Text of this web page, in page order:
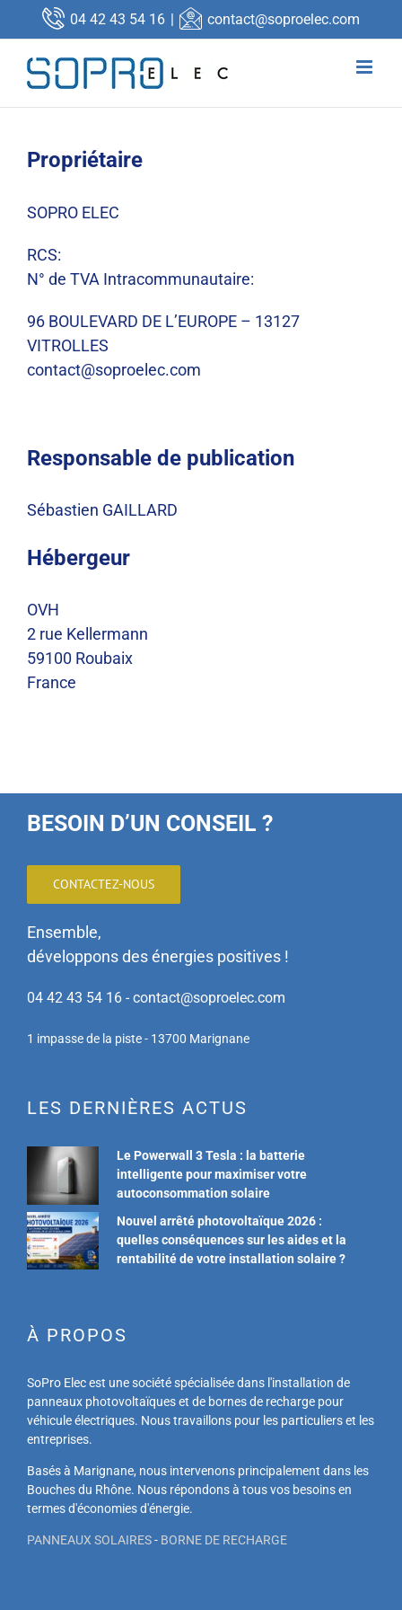
Passer
au
contenu
04 42 43 54 16 | contact@soproelec.com
Propriétaire
SOPRO ELEC
RCS:
N° de TVA Intracommunautaire:
96 BOULEVARD DE L’EUROPE – 13127
VITROLLES
contact@soproelec.com
Responsable de publication
Sébastien GAILLARD
Hébergeur
OVH
2 rue Kellermann
59100 Roubaix
France
BESOIN D’UN CONSEIL ?
CONTACTEZ-NOUS
Ensemble,
développons des énergies positives !
04 42 43 54 16 - contact@soproelec.com
1 impasse de la piste - 13700 Marignane
LES DERNIÈRES ACTUS
Le Powerwall 3 Tesla : la batterie
intelligente pour maximiser votre
autoconsommation solaire
Nouvel arrêté photovoltaïque 2026 :
quelles conséquences sur les aides et la
rentabilité de votre installation solaire ?
À PROPOS
SoPro Elec est une société spécialisée dans l'installation de
panneaux photovoltaïques et de bornes de recharge pour
véhicule électriques. Nous travaillons pour les particuliers et les
entreprises.
Basés à Marignane, nous intervenons principalement dans les
Bouches du Rhône. Nous répondons à tous vos besoins en
termes d'économies d'énergie.
PANNEAUX SOLAIRES- BORNE DE RECHARGE